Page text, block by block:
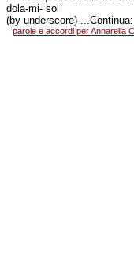
dola-mi- sol
(by underscore) ...Continua:
parole e accordi per Annarella